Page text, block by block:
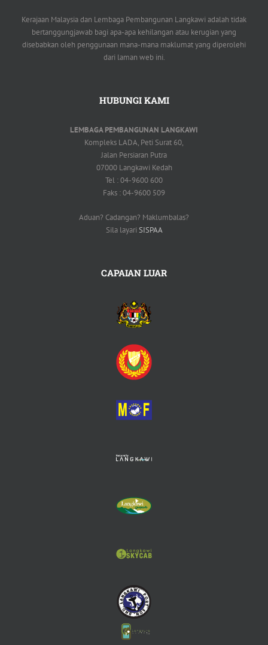
Kerajaan Malaysia dan Lembaga Pembangunan Langkawi adalah tidak
bertanggungjawab bagi apa-apa kehilangan atau kerugian yang
disebabkan oleh penggunaan mana-mana maklumat yang diperolehi
dari laman web ini.
HUBUNGI KAMI
LEMBAGA PEMBANGUNAN LANGKAWI
Kompleks LADA, Peti Surat 60,
Jalan Persiaran Putra
07000 Langkawi Kedah
Tel : 04-9600 600
Faks : 04-9600 509
Aduan? Cadangan? Maklumbalas?
Sila layari SISPAA
CAPAIAN LUAR